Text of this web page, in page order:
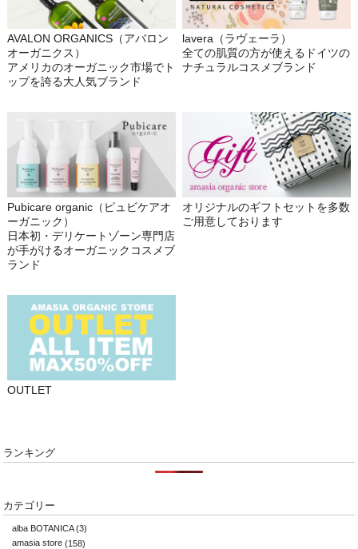
AVALON ORGANICS（アバロン
オーガニクス）
アメリカのオーガニック市場でト
ップを誇る大人気ブランド
lavera（ラヴェーラ）
全ての肌質の方が使えるドイツの
ナチュラルコスメブランド
Pubicare organic（ピュビケアオ
ーガニック）
日本初・デリケートゾーン専門店
が手がけるオーガニックコスメブ
ランド
オリジナルのギフトセットを多数
ご用意しております
OUTLET
ランキング
カテゴリー
alba BOTANICA(3)
amasia store (158)